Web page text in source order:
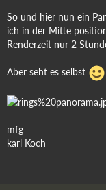
So und hier nun ein
ich in der Mitte
Renderzeit nur 2
Aber seht es selbst
mfg
karl Koch